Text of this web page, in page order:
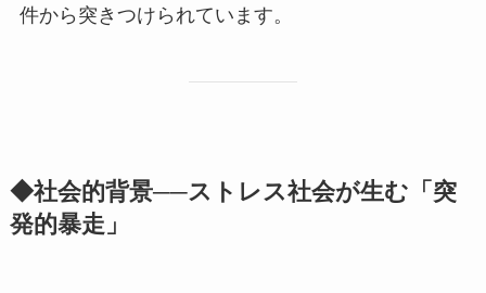
件から突きつけられています。
◆社会的背景──ストレス社会が生む「突
発的暴走」